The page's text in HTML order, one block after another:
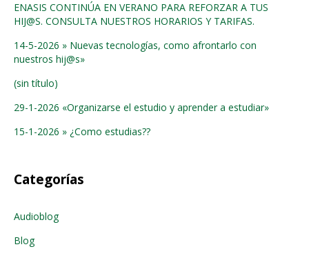
ENASIS CONTINÚA EN VERANO PARA REFORZAR A TUS
HIJ@S. CONSULTA NUESTROS HORARIOS Y TARIFAS.
14-5-2026 » Nuevas tecnologías, como afrontarlo con
nuestros hij@s»
(sin título)
29-1-2026 «Organizarse el estudio y aprender a estudiar»
15-1-2026 » ¿Como estudias??
Categorías
Audioblog
Blog